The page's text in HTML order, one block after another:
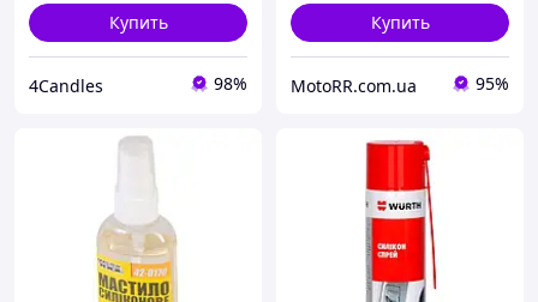
Купить
4Candles 98%
Купить
MotoRR.com.ua 95%